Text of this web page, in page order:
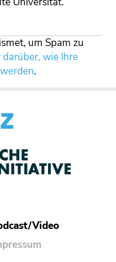
um Spam zu
wie Ihre
.
Video